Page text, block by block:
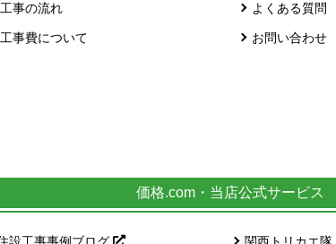
工事の流れ
工事費について
よくある質問
お問い合わせ
価格.com・当店公式サービス